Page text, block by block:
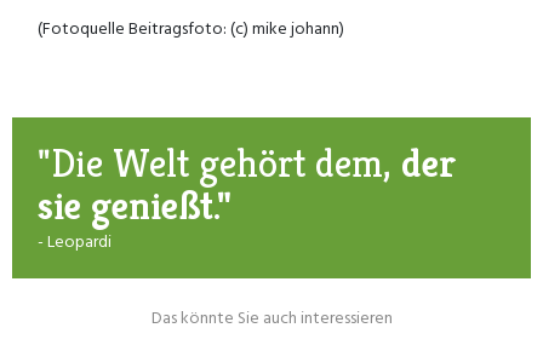
(Fotoquelle Beitragsfoto: (c) mike johann)
"Die Welt gehört dem, der
sie genießt."
- Leopardi
Das könnte Sie auch interessieren